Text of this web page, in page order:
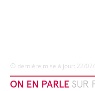
dernière mise à jour: 22/
ON EN PARLE SUR